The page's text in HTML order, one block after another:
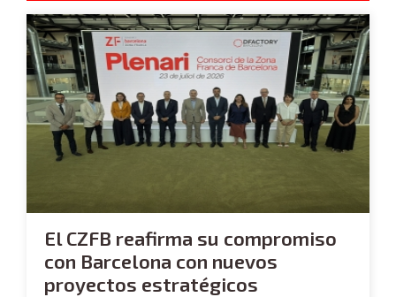
El CZFB reafirma su compromiso
con Barcelona con nuevos
proyectos estratégicos